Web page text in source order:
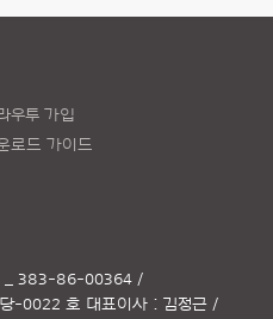
우투 가입
로드 가이드
_ 383-86-00364 /
-0022 호 대표이사 : 김정근 /